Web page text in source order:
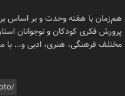
هم‌زمان با هفته وحدت و بر اساس
پرورش فکری کودکان و نوجوانان
مختلف فرهنگی، هنری، ادبی و... با